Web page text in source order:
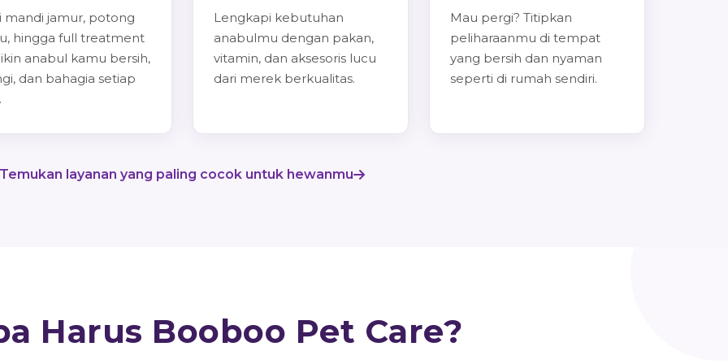
mandi jamur, potong
hingga full treatment
anabul kamu bersih,
dan bahagia setiap
Lengkapi kebutuhan
anabulmu dengan pakan,
vitamin, dan aksesoris lucu
dari merek berkualitas.
Mau pergi? Titipkan
peliharaanmu di tempat
yang bersih dan nyaman
seperti di rumah sendiri.
Temukan layanan yang paling cocok untuk hewanmu
Harus Booboo Pet Care?